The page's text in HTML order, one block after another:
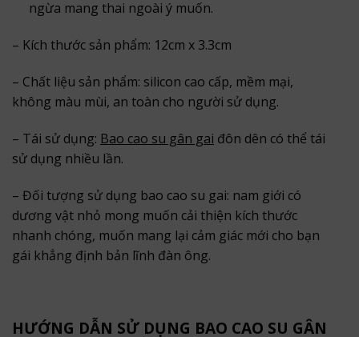
ngừa mang thai ngoài ý muốn.
– Kích thước sản phẩm: 12cm x 3.3cm
– Chất liệu sản phẩm: silicon cao cấp, mềm mại,
không màu mùi, an toàn cho người sử dụng.
– Tái sử dụng: Bao cao su gân gai đôn dên có thể tái
sử dụng nhiều lần.
– Đối tượng sử dụng bao cao su gai: nam giới có
dương vật nhỏ mong muốn cải thiện kích thước
nhanh chóng, muốn mang lại cảm giác mới cho bạn
gái khẳng định bản lĩnh đàn ông.
HƯỚNG DẪN SỬ DỤNG BAO CAO SU GÂN